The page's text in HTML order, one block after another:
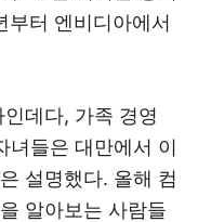
터 엔비디아에서
데다, 가족 경영
녀들은 대만에서 이
설명했다. 올해 컴
알아보는 사람들